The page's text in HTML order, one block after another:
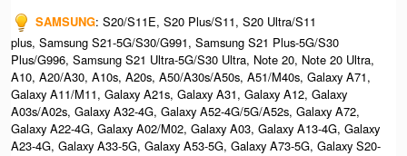
SAMSUNG: S20/S11E, S20 Plus/S11, S20 Ultra/S11
plus, Samsung S21-5G/S30/G991, Samsung S21 Plus-5G/S30
Plus/G996, Samsung S21 Ultra-5G/S30 Ultra, Note 20, Note 20 Ultra,
A10, A20/A30, A10s, A20s, A50/A30s/A50s, A51/M40s, Galaxy A71,
Galaxy A11/M11, Galaxy A21s, Galaxy A31, Galaxy A12, Galaxy
A03s/A02s, Galaxy A32-4G, Galaxy A52-4G/5G/A52s, Galaxy A72,
Galaxy A22-4G, Galaxy A02/M02, Galaxy A03, Galaxy A13-4G, Galaxy
A23-4G, Galaxy A33-5G, Galaxy A53-5G, Galaxy A73-5G, Galaxy S20-